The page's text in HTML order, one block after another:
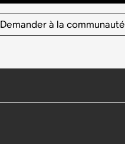
Demander à la communauté